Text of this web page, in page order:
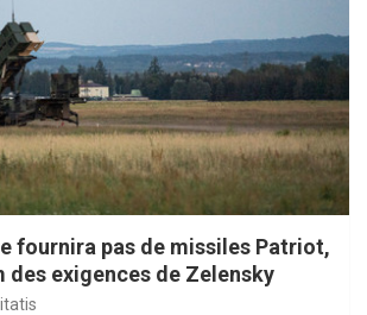
fournira pas de missiles Patriot,
des exigences de Zelensky